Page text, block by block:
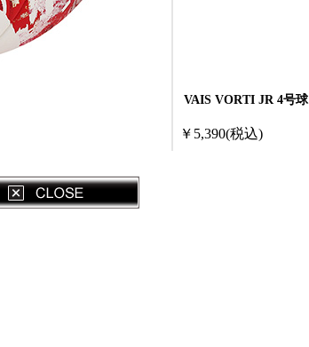
VAIS VORTI JR 4号球
￥5,390(税込)